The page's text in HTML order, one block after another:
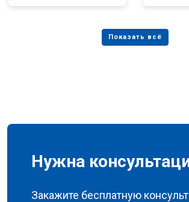
Нужна
Закажите бесплатную